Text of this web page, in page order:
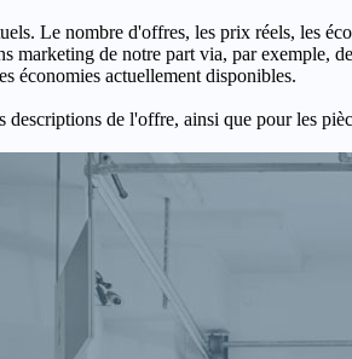
Le nombre d'offres, les prix réels, les
marketing de notre part via, par exemple,
économies actuellement disponibles.
de l'offre, ainsi que pour les